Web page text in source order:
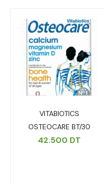
VITABIOTICS
OSTEOCARE BT/30
42.500 DT